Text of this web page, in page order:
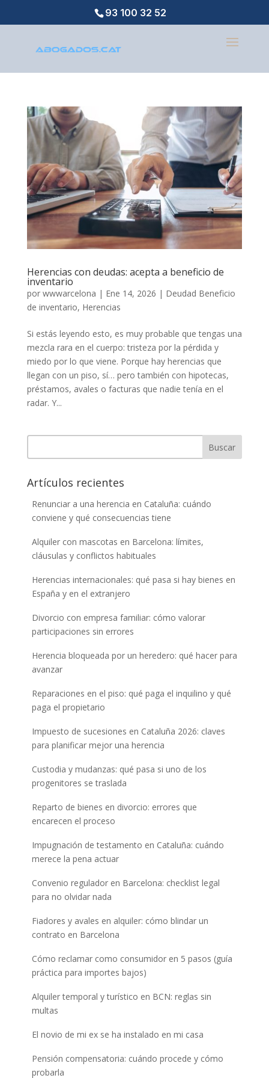
93 100 32 52
Herencias con deudas: acepta a beneficio de
inventario
por wwwarcelona | Ene 14, 2026 | Deudad Beneficio
de inventario, Herencias
Si estás leyendo esto, es muy probable que tengas una
mezcla rara en el cuerpo: tristeza por la pérdida y
miedo por lo que viene. Porque hay herencias que
llegan con un piso, sí… pero también con hipotecas,
préstamos, avales o facturas que nadie tenía en el
radar. Y...
Buscar
Artículos recientes
Renunciar a una herencia en Cataluña: cuándo
conviene y qué consecuencias tiene
Alquiler con mascotas en Barcelona: límites,
cláusulas y conflictos habituales
Herencias internacionales: qué pasa si hay bienes en
España y en el extranjero
Divorcio con empresa familiar: cómo valorar
participaciones sin errores
Herencia bloqueada por un heredero: qué hacer para
avanzar
Reparaciones en el piso: qué paga el inquilino y qué
paga el propietario
Impuesto de sucesiones en Cataluña 2026: claves
para planificar mejor una herencia
Custodia y mudanzas: qué pasa si uno de los
progenitores se traslada
Reparto de bienes en divorcio: errores que
encarecen el proceso
Impugnación de testamento en Cataluña: cuándo
merece la pena actuar
Convenio regulador en Barcelona: checklist legal
para no olvidar nada
Fiadores y avales en alquiler: cómo blindar un
contrato en Barcelona
Cómo reclamar como consumidor en 5 pasos (guía
práctica para importes bajos)
Alquiler temporal y turístico en BCN: reglas sin
multas
El novio de mi ex se ha instalado en mi casa
Pensión compensatoria: cuándo procede y cómo
probarla